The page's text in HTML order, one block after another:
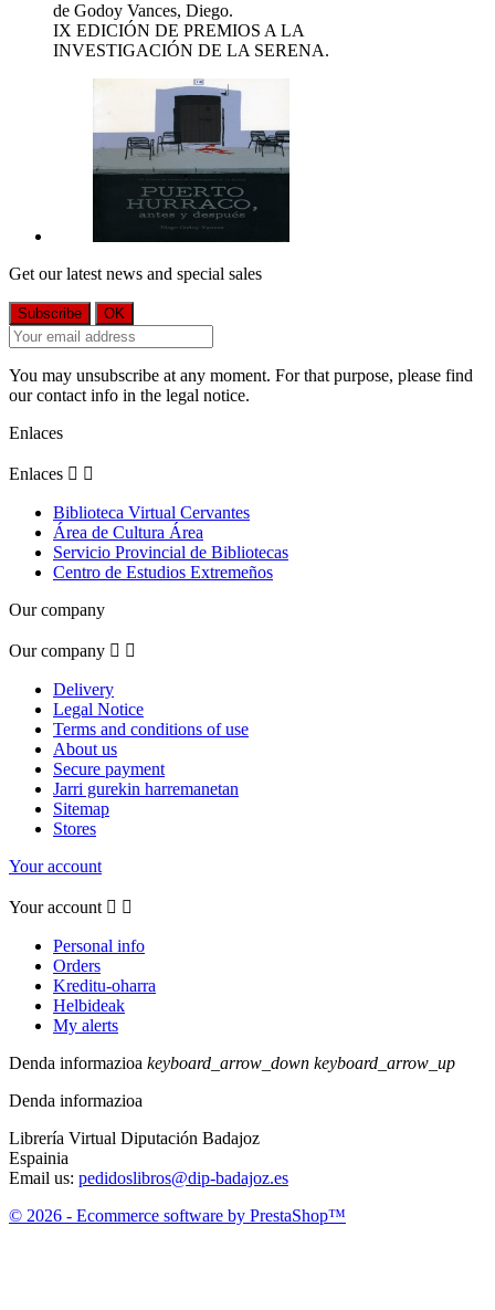
de Godoy Vances, Diego.
IX EDICIÓN DE PREMIOS A LA
INVESTIGACIÓN DE LA SERENA.
Get our latest news and special sales
You may unsubscribe at any moment. For that purpose, please find
our contact info in the legal notice.
Enlaces
Enlaces  
Biblioteca Virtual Cervantes
Área de Cultura Área
Servicio Provincial de Bibliotecas
Centro de Estudios Extremeños
Our company
Our company  
Delivery
Legal Notice
Terms and conditions of use
About us
Secure payment
Jarri gurekin harremanetan
Sitemap
Stores
Your account
Your account  
Personal info
Orders
Kreditu-oharra
Helbideak
My alerts
Denda informazioa keyboard_arrow_down keyboard_arrow_up
Denda informazioa
Librería Virtual Diputación Badajoz
Espainia
Email us: pedidoslibros@dip-badajoz.es
© 2026 - Ecommerce software by PrestaShop™